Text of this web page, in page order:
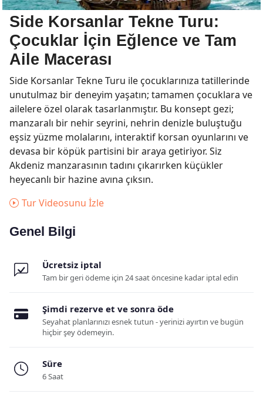
Side Korsanlar Tekne Turu:
Çocuklar İçin Eğlence ve Tam
Aile Macerası
Side Korsanlar Tekne Turu ile çocuklarınıza tatillerinde
unutulmaz bir deneyim yaşatın; tamamen çocuklara ve
ailelere özel olarak tasarlanmıştır. Bu konsept gezi;
manzaralı bir nehir seyrini, nehrin denizle buluştuğu
eşsiz yüzme molalarını, interaktif korsan oyunlarını ve
devasa bir köpük partisini bir araya getiriyor. Siz
Akdeniz manzarasının tadını çıkarırken küçükler
heyecanlı bir hazine avına çıksın.
Tur Videosunu İzle
Genel Bilgi
Ücretsiz iptal
Tam bir geri ödeme için 24 saat öncesine kadar iptal edin
Şimdi rezerve et ve sonra öde
Seyahat planlarınızı esnek tutun - yerinizi ayırtın ve bugün
hiçbir şey ödemeyin.
Süre
6 Saat